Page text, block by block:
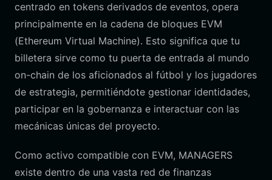
centrado en tokens derivados de eventos, opera
principalmente en la cadena de bloques EVM
(Ethereum Virtual Machine). Esto significa que tu
billetera sirve como tu puerta de entrada al mundo
on-chain de los aficionados al fútbol y los jugadores
de estrategia, permitiéndote gestionar identidades,
participar en la gobernanza e interactuar con las
mecánicas únicas del proyecto.
Como activo compatible con EVM, MANAGERS
existe dentro de una vasta red de finanzas